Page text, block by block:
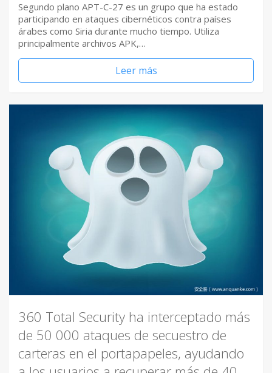
Segundo plano APT-C-27 es un grupo que ha estado
participando en ataques cibernéticos contra países
árabes como Siria durante mucho tiempo. Utiliza
principalmente archivos APK,…
Leer más
360 Total Security ha interceptado más
de 50 000 ataques de secuestro de
carteras en el portapapeles, ayudando